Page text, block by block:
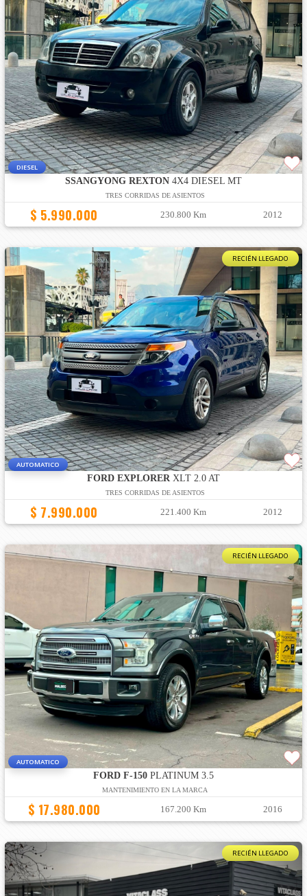
DIESEL
SSANGYONG REXTON4X4 DIESEL MT
TRES CORRIDAS DE ASIENTOS
$ 5.990.000 230.800 Km 2012
RECIÉN LLEGADO
AUTOMATICO
FORD EXPLORERXLT 2.0 AT
TRES CORRIDAS DE ASIENTOS
$ 7.990.000 221.400 Km 2012
RECIÉN LLEGADO
AUTOMATICO
FORD F-150PLATINUM 3.5
MANTENIMIENTO EN LA MARCA
$ 17.980.000 167.200 Km 2016
RECIÉN LLEGADO